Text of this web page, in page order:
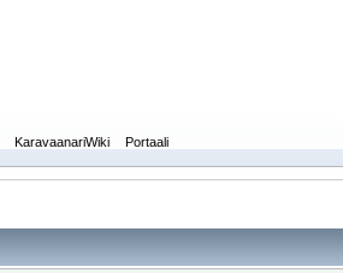
KaravaanariWiki Portaali